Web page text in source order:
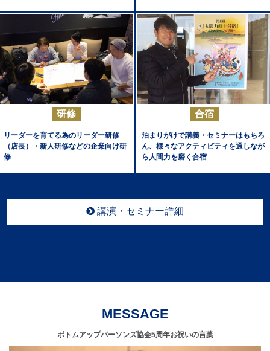
研修
リーダーを育てる為のリーダー研修
（店長）・新人研修などの企業向け研
修
合宿
泊まりがけで講義・セミナーはもちろ
ん、様々なアクティビティを通しなが
ら人間力を磨く合宿
講演・セミナー詳細
MESSAGE
ボトムアップパーソンズ協会5周年お祝いの言葉